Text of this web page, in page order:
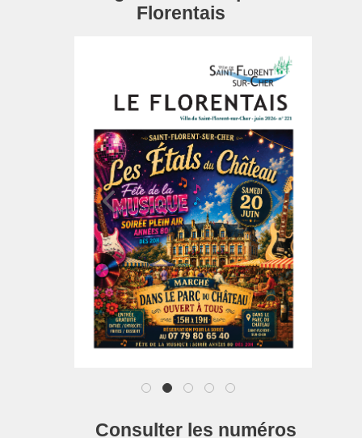
Florentais
1 2 3 4 5
Consulter les numéros